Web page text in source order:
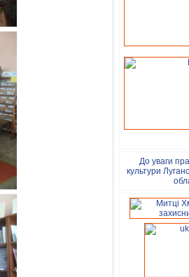
До уваги
культури